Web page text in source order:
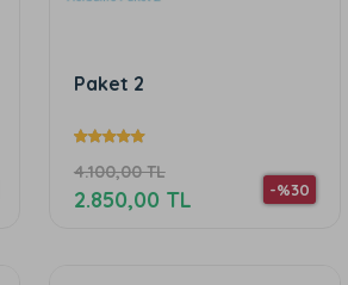
Paket 2
4.100,00 TL
-%30
2.850,00 TL